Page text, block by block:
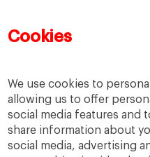
Cookies
We use cookies to
allowing us to offer
social media features and
share information about
social media, advertising
Mujeres emprendedoras
Success stories